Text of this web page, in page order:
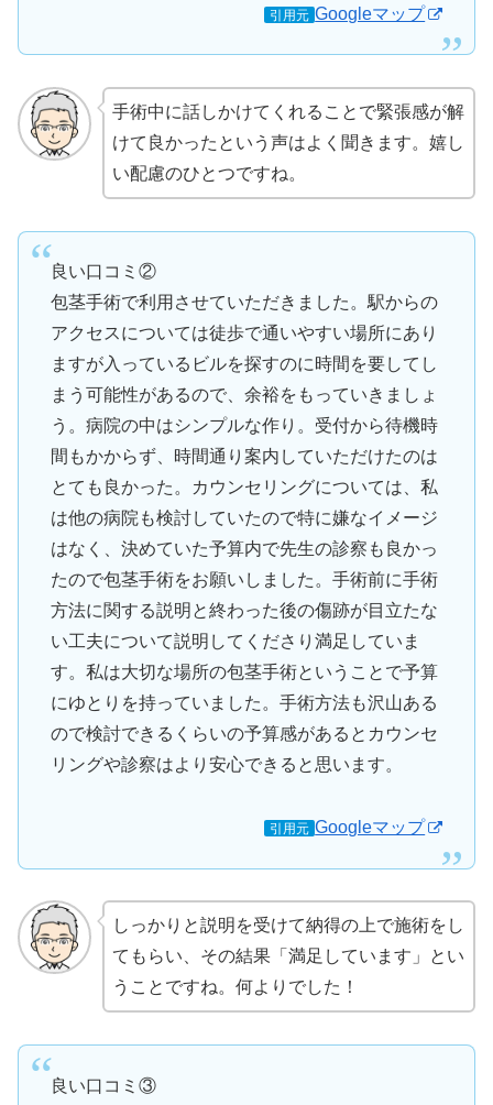
引用元 Googleマップ
手術中に話しかけてくれることで緊張感が解
けて良かったという声はよく聞きます。嬉し
い配慮のひとつですね。
良い口コミ②
包茎手術で利用させていただきました。駅からの
アクセスについては徒歩で通いやすい場所にあり
ますが入っているビルを探すのに時間を要してし
まう可能性があるので、余裕をもっていきましょ
う。病院の中はシンプルな作り。受付から待機時
間もかからず、時間通り案内していただけたのは
とても良かった。カウンセリングについては、私
は他の病院も検討していたので特に嫌なイメージ
はなく、決めていた予算内で先生の診察も良かっ
たので包茎手術をお願いしました。手術前に手術
方法に関する説明と終わった後の傷跡が目立たな
い工夫について説明してくださり満足していま
す。私は大切な場所の包茎手術ということで予算
にゆとりを持っていました。手術方法も沢山ある
ので検討できるくらいの予算感があるとカウンセ
リングや診察はより安心できると思います。
引用元 Googleマップ
しっかりと説明を受けて納得の上で施術をし
てもらい、その結果「満足しています」とい
うことですね。何よりでした！
良い口コミ③